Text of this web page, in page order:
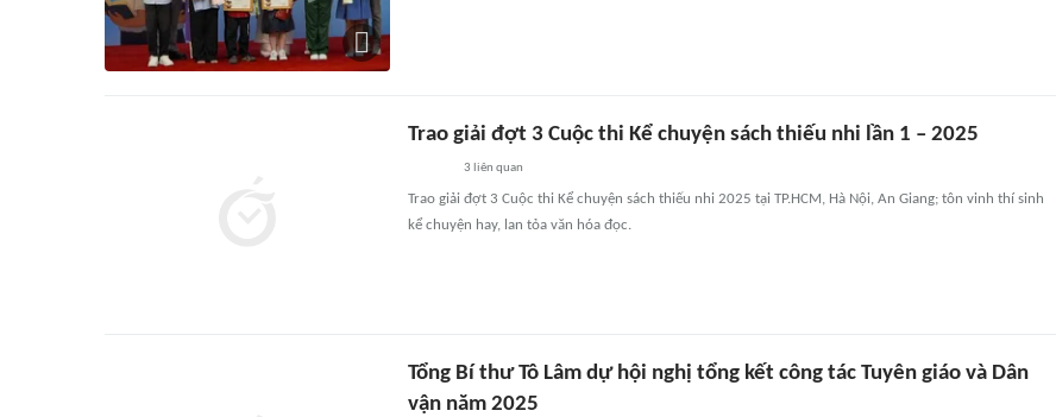
Trao giải đợt 3 Cuộc thi Kể chuyện sách thiếu nhi lần 1 – 2025
3 liên quan
Trao giải đợt 3 Cuộc thi Kể chuyện sách thiếu nhi 2025 tại TP.HCM, Hà Nội, An Giang; tôn vinh thí sinh
kể chuyện hay, lan tỏa văn hóa đọc.
Tổng Bí thư Tô Lâm dự hội nghị tổng kết công tác Tuyên giáo và Dân
vận năm 2025